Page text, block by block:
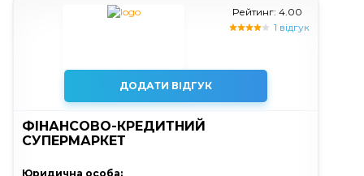
Рейтинг: 4.00
1 відгук
ДОДАТИ ВІДГУК
ФІНАНСОВО-КРЕДИТНИЙ
СУПЕРМАРКЕТ
Юридична особа: